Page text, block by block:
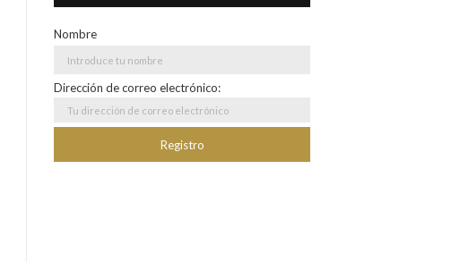
Nombre
Dirección de correo electrónico: